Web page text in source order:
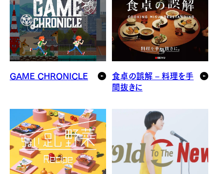
GAME CHRONICLE
食卓の誤解 – 料理を手
間抜きに